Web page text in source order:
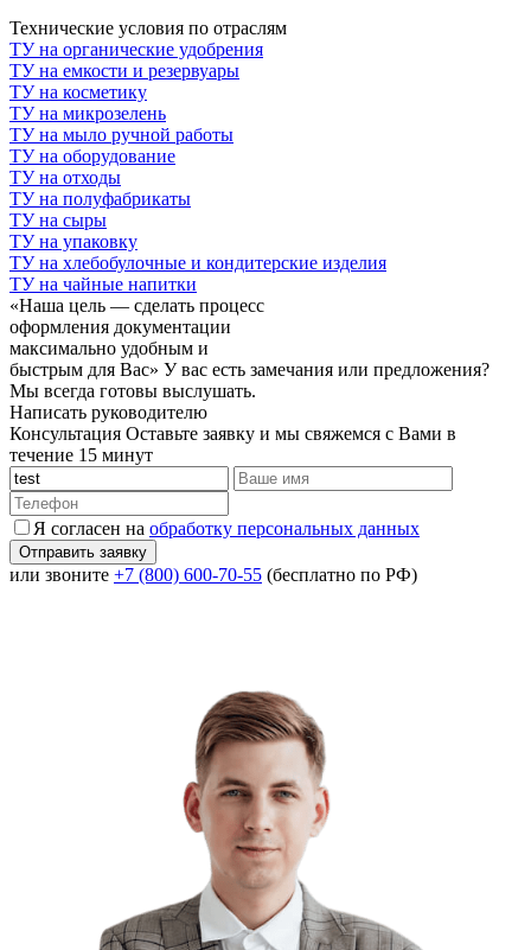
Технические условия по отраслям
ТУ на органические удобрения
ТУ на емкости и резервуары
ТУ на косметику
ТУ на микрозелень
ТУ на мыло ручной работы
ТУ на оборудование
ТУ на отходы
ТУ на полуфабрикаты
ТУ на сыры
ТУ на упаковку
ТУ на хлебобулочные и кондитерские изделия
ТУ на чайные напитки
«Наша цель — сделать процесс
оформления документации
максимально удобным и
быстрым для Вас» У вас есть замечания или предложения?
Мы всегда готовы выслушать.
Написать руководителю
Консультация Оставьте заявку и мы свяжемся с Вами в
течение 15 минут
Я согласен на обработку персональных данных
или звоните +7 (800) 600-70-55 (бесплатно по РФ)